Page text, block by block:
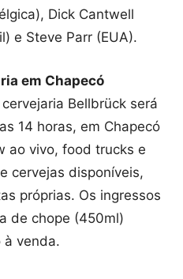
Dick Cantwell
e Steve Parr (EUA).
em Chapecó
Bellbrück será
14 horas, em Chapecó
ao vivo, food trucks e
cervejas disponíveis,
próprias. Os ingressos
de chope (450ml)
à venda.